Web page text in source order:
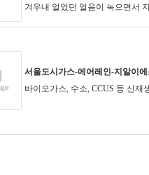
겨우내 얼었던 얼음이 녹으면서
서울도시가스-에어레인-지알이
바이오가스, 수소, CCUS 등 신재